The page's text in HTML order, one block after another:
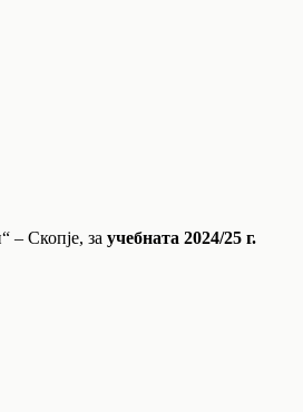
Скопје, за учебната 2024/25 г.